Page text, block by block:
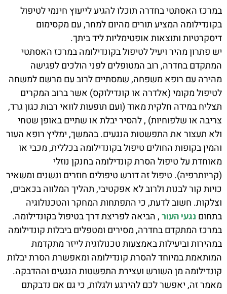
במרכז האסתטי בחדרה תוכלו להגיע לייעוץ חינמי לטיפול
בקונדילומה המציע תורים מהיום למחר, עם מקסימום
דיסקרטיות ותוצאות אופטימליות ליד ביתך.
יש פתרון מהיר ויעיל לטיפול בקונדילומה במרכז האסתטי
המתקדם בחדרה, רוב המטופלים לפני הולכים לפגישה
מהירה עם רופא משפחה, שמסתיים לרוב עם מרשם למשחה
לטיפול מקומי (אלדרה או קונדילוקס) אשר ברוב המקרים
תצליח במידה חלקית מאוד (ועם תופעות לוואי רבות כגון גרד,
צריבה או שלפוחיות) , להסיר יבלת או שתיים באופן שטחי
ולא תעצור את התפשטות הנגעים. בהמשך, ימליץ רופא העור
והמין בקופות החולים טיפול בקונדילומה בכללית, מכבי או
מאוחדת על טיפול הסרת קונדילומה בחנקן נוזלי
(קריותרפיה). טיפול זה דורש טיפולים חוזרים ונשנים ומשאיר
כויות קור לבנות ולרוב לא אפקטיבי, תהליך המלווה בכאבים,
וצלקות. חשוב לדעת, כי התפתחות המחקר והטכנולוגיה
בתחום נגעי העור , הביאה לפריצת דרך בטיפול בקונדילומה.
במרכז המתקדם בחדרה, מסירים ומטפלים ביבלות קונדילומה
במהירות וביעילות באמצעות טכנולוגית לייזר מתקדמת
המותאמת במיוחד להסרת קונדילומה ומאפשרת הסרת יבלות
קונדילומה מן השורש ועצירת התפשטות הנגעים וההדבקה.
מאמר זה, יאפשר לכם להירגע ולגלות, כי גם אם נדבקתם